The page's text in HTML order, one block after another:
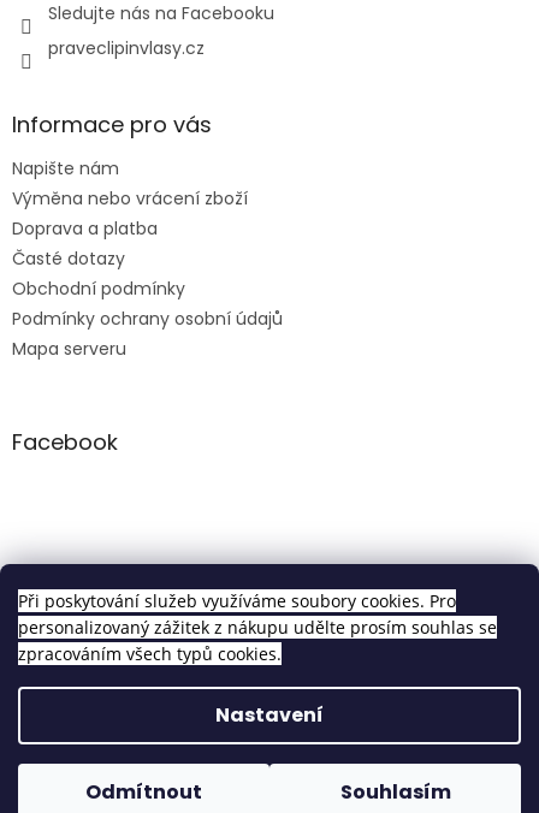
Při poskytování služeb využíváme soubory cookies. Pro
personalizovaný zážitek z nákupu udělte prosím souhlas se
zpracováním všech typů cookies.
Nastavení
Odmítnout Souhlasím
Sledujte nás na Facebooku
praveclipinvlasy.cz
Informace pro vás
Napište nám
Výměna nebo vrácení zboží
Doprava a platba
Časté dotazy
Obchodní podmínky
Podmínky ochrany osobní údajů
Mapa serveru
Facebook
Clip in sety
Vytvořil Shoptet
Copyright 2026Pravé Clip In Vlasy. Všechna práva
vyhrazena.
Upravit nastavení cookies